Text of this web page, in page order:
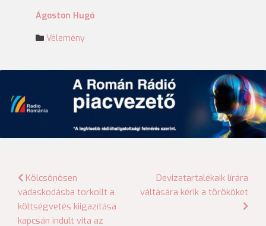
Ágoston Hugó
Vélemény
Bejegyzés
navigáció
Kölcsönösen
vádaskodásba torkollt a
költségvetés kiigazítása
kapcsán indult vita az
Devizatartalékaik lírára
váltására kérik a törököket